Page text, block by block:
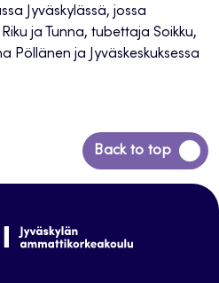
Jyväskylässä, jossa
ja Tunna, tubettaja Soikku,
Pöllänen ja Jyväskeskuksessa
Back to top
Siirry
takaisin